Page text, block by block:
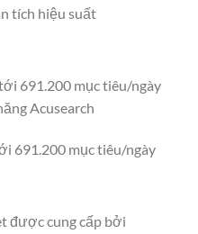
tích hiệu suất
691.200 mục tiêu/ngày
Acusearch
691.200 mục tiêu/ngày
được cung cấp bởi